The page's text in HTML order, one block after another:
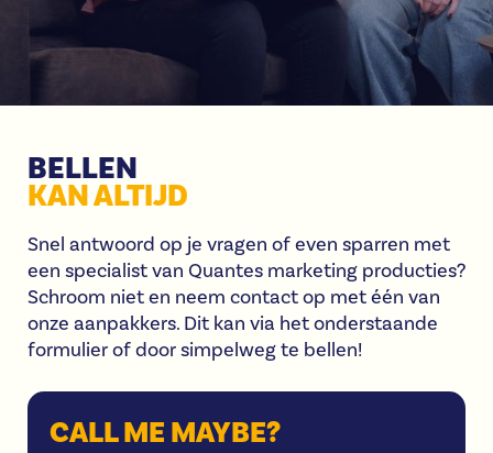
BELLEN
KAN ALTIJD
Snel antwoord op je vragen of even sparren met
een specialist van Quantes marketing producties?
Schroom niet en neem contact op met één van
onze aanpakkers. Dit kan via het onderstaande
formulier of door simpelweg te bellen!
CALL ME MAYBE?